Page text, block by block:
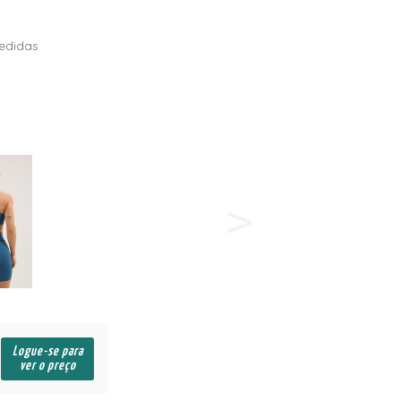
Logue-se para
ver o preço